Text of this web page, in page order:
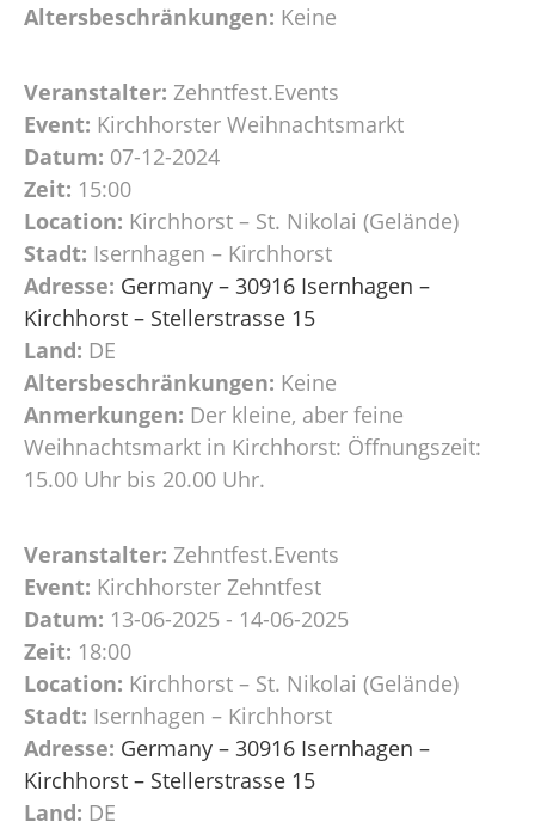
Altersbeschränkungen: Keine
Veranstalter: Zehntfest.Events
Event: Kirchhorster Weihnachtsmarkt
Datum: 07-12-2024
Zeit: 15:00
Location: Kirchhorst – St. Nikolai (Gelände)
Stadt: Isernhagen – Kirchhorst
Adresse: Germany – 30916 Isernhagen –
Kirchhorst – Stellerstrasse 15
Land: DE
Altersbeschränkungen: Keine
Anmerkungen: Der kleine, aber feine
Weihnachtsmarkt in Kirchhorst: Öffnungszeit:
15.00 Uhr bis 20.00 Uhr.
Veranstalter: Zehntfest.Events
Event: Kirchhorster Zehntfest
Datum: 13-06-2025 - 14-06-2025
Zeit: 18:00
Location: Kirchhorst – St. Nikolai (Gelände)
Stadt: Isernhagen – Kirchhorst
Adresse: Germany – 30916 Isernhagen –
Kirchhorst – Stellerstrasse 15
Land: DE